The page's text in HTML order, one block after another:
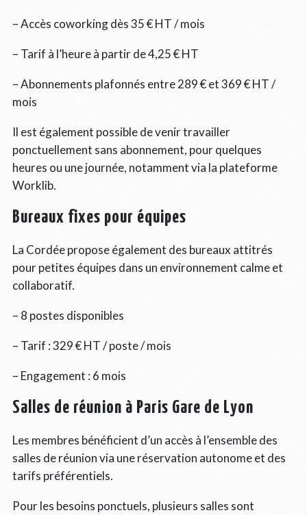
– Accès coworking dès 35 € HT / mois
– Tarif à l’heure à partir de 4,25 € HT
– Abonnements plafonnés entre 289 € et 369 € HT /
mois
Il est également possible de venir travailler
ponctuellement sans abonnement, pour quelques
heures ou une journée, notamment via la plateforme
Worklib.
Bureaux fixes pour équipes
La Cordée propose également des bureaux attitrés
pour petites équipes dans un environnement calme et
collaboratif.
– 8 postes disponibles
– Tarif : 329 € HT / poste / mois
– Engagement : 6 mois
Salles de réunion à Paris Gare de Lyon
Les membres bénéficient d’un accès à l’ensemble des
salles de réunion via une réservation autonome et des
tarifs préférentiels.
Pour les besoins ponctuels, plusieurs salles sont